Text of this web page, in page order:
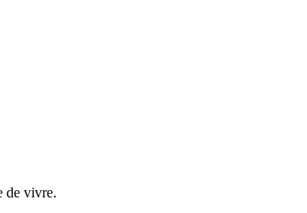
de vivre.